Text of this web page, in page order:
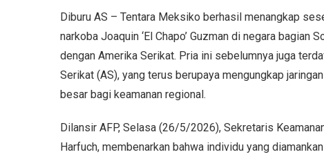
Diburu AS – Tentara Meksiko berhasil menangkap
narkoba Joaquin ‘El Chapo’ Guzman di negara
dengan Amerika Serikat. Pria ini sebelumnya juga
Serikat (AS), yang terus berupaya mengungkap
besar bagi keamanan regional.
Dilansir AFP, Selasa (26/5/2026), Sekretaris
Harfuch, membenarkan bahwa individu yang